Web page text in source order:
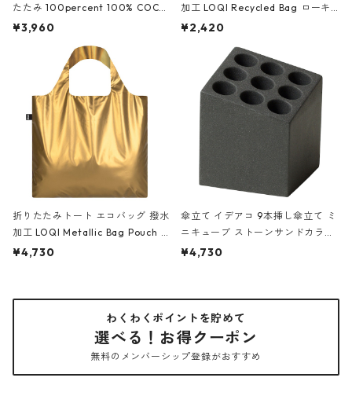
たたみ 100percent 100% COCO
ON - Large 100パーセント コク
¥3,960
加工 LOQI Recycled Bag ローキ
ー 大きめ トートバッグ 絵画 MUS
¥2,420
折りたたみトート エコバッグ 撥水
加工 LOQI Metallic Bag Pouch S
et ローキー トートバッグ 収納ポ
¥4,730
傘立て イデアコ 9本挿し傘立て ミ
ニキューブ ストーンサンドカラー
石調 ideaco Umbrella Stand CUB
¥4,730
わくわくポイントを貯めて
選べる！お得クーポン
無料のメンバーシップ登録がおすすめ